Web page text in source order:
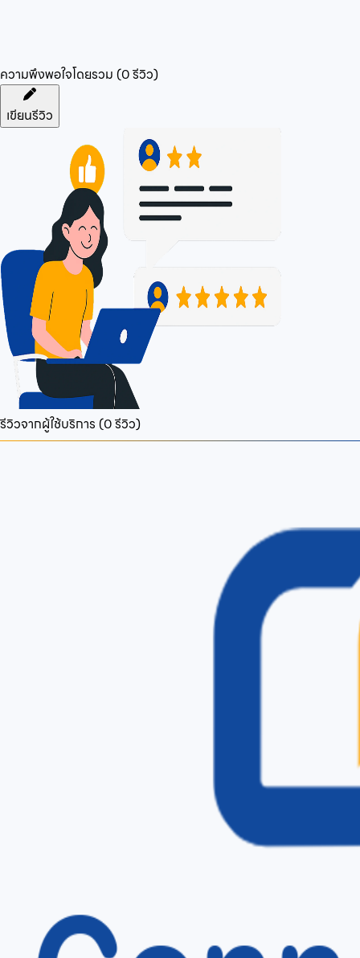
ความพึงพอใจโดยรวม (0รีวิว)
เขียนรีวิว
รีวิวจากผู้ใช้บริการ (0รีวิว)